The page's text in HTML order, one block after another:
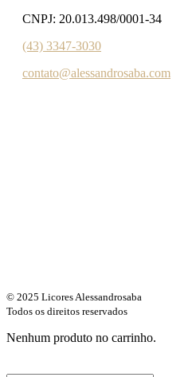
CNPJ: 20.013.498/0001-34
(43) 3347-3030‬‬
contato@alessandrosaba.com
© 2025 Licores Alessandrosaba
Todos os direitos reservados
Nenhum produto no carrinho.